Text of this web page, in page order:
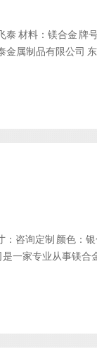
材料：镁合金 牌号
金属制品有限公司
：咨询定制 颜色：银
一家专业从事镁合